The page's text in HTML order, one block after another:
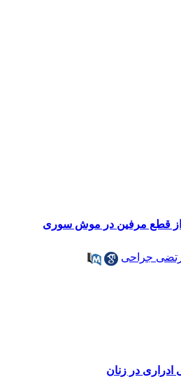
از قطع‌ مرفین در موش‌ سوری
جراحی
در زنان